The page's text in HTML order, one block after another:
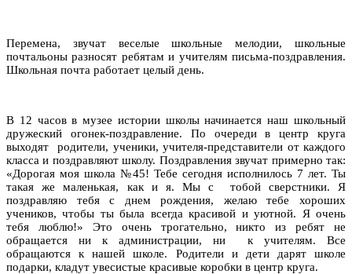
Перемена, звучат веселые школьные мелодии, школьные
почтальоны разносят ребятам и учителям письма-поздравления.
Школьная почта работает целый день.
В 12 часов в музее истории школы начинается наш школьный
дружеский огонек-поздравление. По очереди в центр круга
выходят родители, ученики, учителя-представители от каждого
класса и поздравляют школу. Поздравления звучат примерно так:
«Дорогая моя школа №45! Тебе сегодня исполнилось 7 лет. Ты
такая же маленькая, как и я. Мы с тобой сверстники. Я
поздравляю тебя с днем рождения, желаю тебе хороших
учеников, чтобы ты была всегда красивой и уютной. Я очень
тебя люблю!» Это очень трогательно, никто из ребят не
обращается ни к администрации, ни к учителям. Все
обращаются к нашей школе. Родители и дети дарят школе
подарки, кладут увесистые красивые коробки в центр круга.